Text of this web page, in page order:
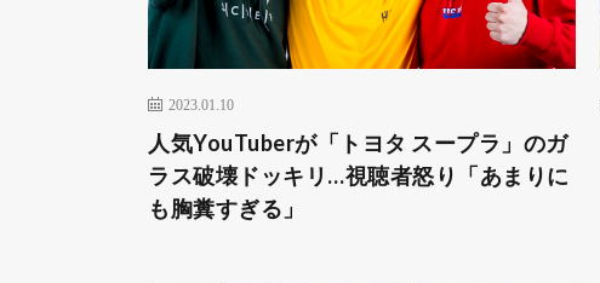
2023.01.10
人気YouTuberが「トヨタ スープラ」のガ
ラス破壊ドッキリ…視聴者怒り「あまりに
も胸糞すぎる」